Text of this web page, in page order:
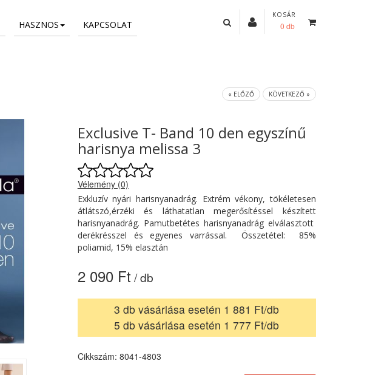
HASZNOS KAPCSOLAT
KOSÁR
0 db
« ELŐZŐ KÖVETKEZŐ »
Next
Exclusive T- Band 10 den egyszínű
harisnya melissa 3
Vélemény (0)
Exkluzív nyári harisnyanadrág. Extrém vékony, tökéletesen
átlátszó,érzéki és láthatatlan megerősítéssel készített
harisnyanadrág. Pamutbetétes harisnyanadrág elválasztott
derékrésszel és egyenes varrással. Összetétel: 85%
poliamid, 15% elasztán
2 090 Ft / db
3 db vásárlása esetén 1 881 Ft/db
5 db vásárlása esetén 1 777 Ft/db
Cikkszám: 8041-4803